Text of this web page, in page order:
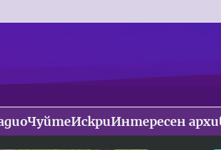
ЧуйтеИскриИнтересен